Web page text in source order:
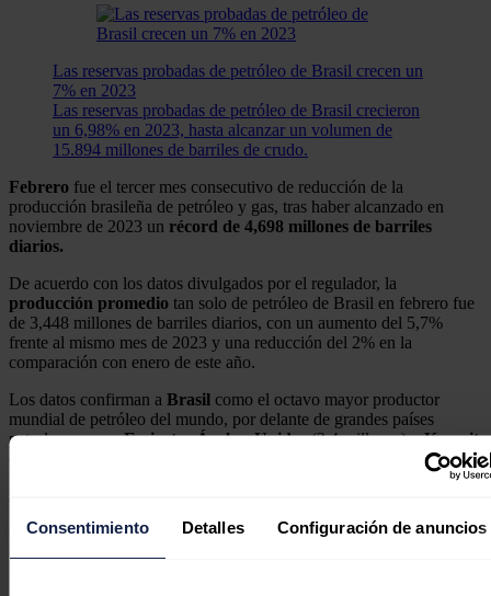
Consentimiento Detalles Configuración de anuncios
Las reservas probadas de petróleo de Brasil crecen un
7% en 2023
Las reservas probadas de petróleo de Brasil crecieron
un 6,98% en 2023, hasta alcanzar un volumen de
15.894 millones de barriles de crudo.
Febrero fue el tercer mes consecutivo de reducción de la
producción brasileña de petróleo y gas, tras haber alcanzado en
noviembre de 2023 un récord de 4,698 millones de barriles
diarios.
De acuerdo con los datos divulgados por el regulador, la
producción promedio tan solo de petróleo de Brasil en febrero fue
de 3,448 millones de barriles diarios, con un aumento del 5,7%
frente al mismo mes de 2023 y una reducción del 2% en la
comparación con enero de este año.
Los datos confirman a Brasil como el octavo mayor productor
mundial de petróleo del mundo, por delante de grandes países
petroleros comoEmiratos Árabes Unidos(3,4 millones) yKuwait
(2,7 millones); pero muy por detrás de potencias como **Estados
Saudí
El gas y el petróleo de Brasil